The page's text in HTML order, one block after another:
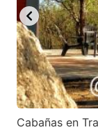
Cabañas en